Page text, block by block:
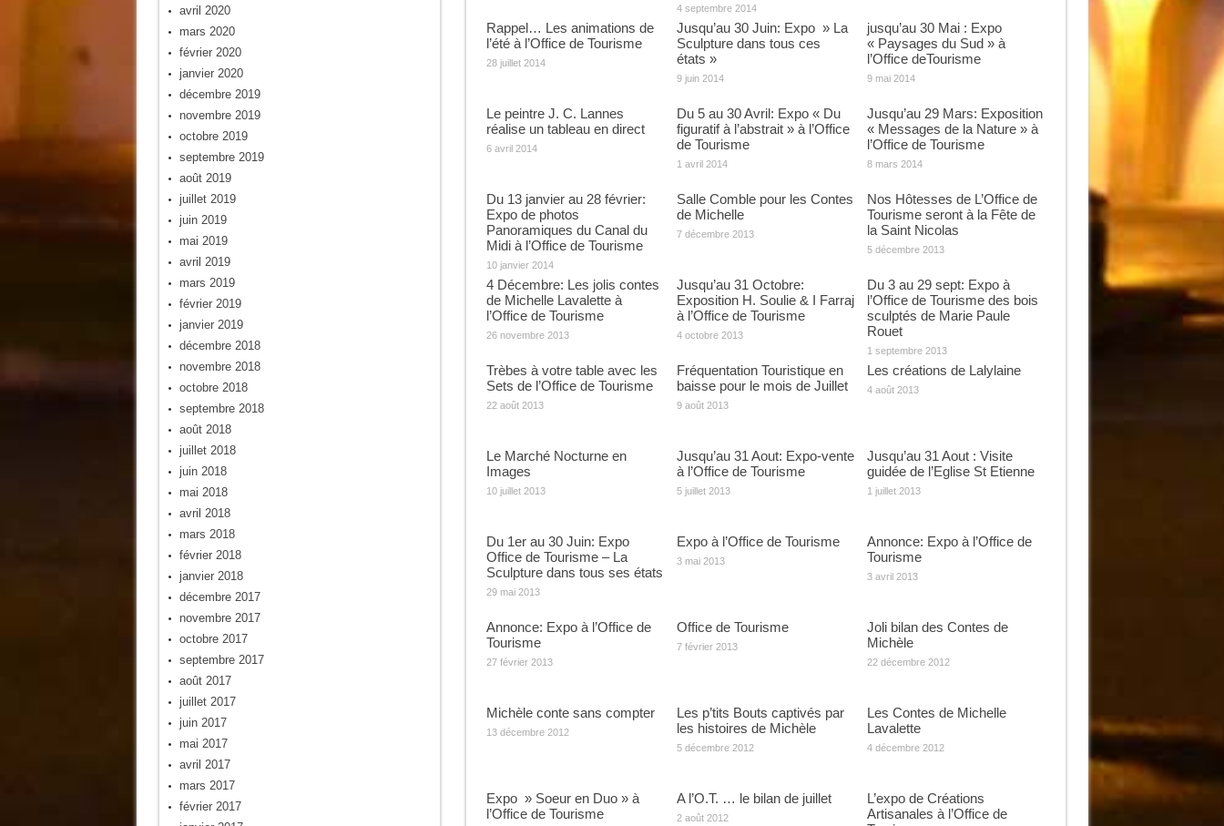
4 septembre 2014
Rappel… Les animations de
l’été à l’Office de Tourisme
28 juillet 2014
Jusqu’au 30 Juin: Expo » La
Sculpture dans tous ces
états »
9 juin 2014
jusqu’au 30 Mai : Expo
« Paysages du Sud » à
l’Office deTourisme
9 mai 2014
Le peintre J. C. Lannes
réalise un tableau en direct
6 avril 2014
Du 5 au 30 Avril: Expo « Du
figuratif à l’abstrait » à l’Office
de Tourisme
1 avril 2014
Jusqu’au 29 Mars: Exposition
« Messages de la Nature » à
l’Office de Tourisme
8 mars 2014
Du 13 janvier au 28 février:
Expo de photos
Panoramiques du Canal du
Midi à l’Office de Tourisme
10 janvier 2014
Salle Comble pour les Contes
de Michelle
7 décembre 2013
Nos Hôtesses de L’Office de
Tourisme seront à la Fête de
la Saint Nicolas
5 décembre 2013
4 Décembre: Les jolis contes
de Michelle Lavalette à
l’Office de Tourisme
26 novembre 2013
Jusqu’au 31 Octobre:
Exposition H. Soulie & I Farraj
à l’Office de Tourisme
4 octobre 2013
Du 3 au 29 sept: Expo à
l’Office de Tourisme des bois
sculptés de Marie Paule
Rouet
1 septembre 2013
Trèbes à votre table avec les
Sets de l’Office de Tourisme
22 août 2013
Fréquentation Touristique en
baisse pour le mois de Juillet
9 août 2013
Les créations de Lalylaine
4 août 2013
Le Marché Nocturne en
Images
10 juillet 2013
Jusqu’au 31 Aout: Expo-vente
à l’Office de Tourisme
5 juillet 2013
Jusqu’au 31 Aout : Visite
guidée de l’Eglise St Etienne
1 juillet 2013
Du 1er au 30 Juin: Expo
Office de Tourisme – La
Sculpture dans tous ses états
29 mai 2013
Expo à l’Office de Tourisme
3 mai 2013
Annonce: Expo à l’Office de
Tourisme
3 avril 2013
Annonce: Expo à l’Office de
Tourisme
27 février 2013
Office de Tourisme
7 février 2013
Joli bilan des Contes de
Michèle
22 décembre 2012
Michèle conte sans compter
13 décembre 2012
Les p’tits Bouts captivés par
les histoires de Michèle
5 décembre 2012
Les Contes de Michelle
Lavalette
4 décembre 2012
Expo » Soeur en Duo » à
l’Office de Tourisme
A l’O.T. … le bilan de juillet
2 août 2012
L’expo de Créations
Artisanales à l’Office de
avril 2020
mars 2020
février 2020
janvier 2020
décembre 2019
novembre 2019
octobre 2019
septembre 2019
août 2019
juillet 2019
juin 2019
mai 2019
avril 2019
mars 2019
février 2019
janvier 2019
décembre 2018
novembre 2018
octobre 2018
septembre 2018
août 2018
juillet 2018
juin 2018
mai 2018
avril 2018
mars 2018
février 2018
janvier 2018
décembre 2017
novembre 2017
octobre 2017
septembre 2017
août 2017
juillet 2017
juin 2017
mai 2017
avril 2017
mars 2017
février 2017